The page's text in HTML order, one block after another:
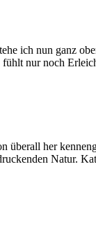
ich nun ganz
nur noch
überall her
Natur.